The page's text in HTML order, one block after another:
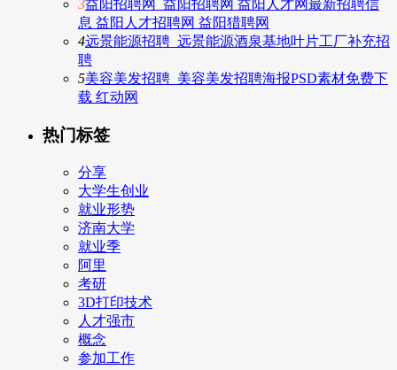
3益阳招聘网_益阳招聘网 益阳人才网最新招聘信
息 益阳人才招聘网 益阳猎聘网
4远景能源招聘_远景能源酒泉基地叶片工厂补充招
聘
5美容美发招聘_美容美发招聘海报PSD素材免费下
载 红动网
热门标签
分享
大学生创业
就业形势
济南大学
就业季
阿里
考研
3D打印技术
人才强市
概念
参加工作